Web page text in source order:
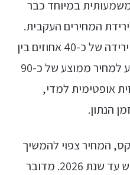
משמעותית במיוחד כבר
המחירים העקבית.
חוקרי חברת ההשקעות צופים ירידה של כ-40 אחוזים בין
שנת 2023 לשנת 2025, שתגיע למחיר ממוצע של כ-90
אופטימית למדי,
הנתון.
המחיר צפוי להמשיך
ולצנוח עד לכ-82 דולר לקוט"ש עד שנת 2026. מדובר